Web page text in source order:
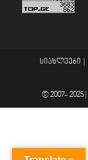
სიახლეები
© 2007- 2025 |